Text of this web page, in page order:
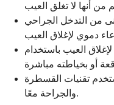
من التدخل الجراحي
العيب باستخدام
تقنيات القسطرة
والجراحة معًا.